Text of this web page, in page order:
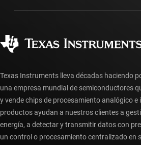
Preguntas frecuentes sobre la cuenta
Preguntas frecuentes sobre pedidos
Texas Instruments lleva décadas haciendo
una empresa mundial de semiconductores
y vende chips de procesamiento analógico
productos ayudan a nuestros clientes a
energía, a detectar y transmitir datos con
un control o procesamiento centralizado en